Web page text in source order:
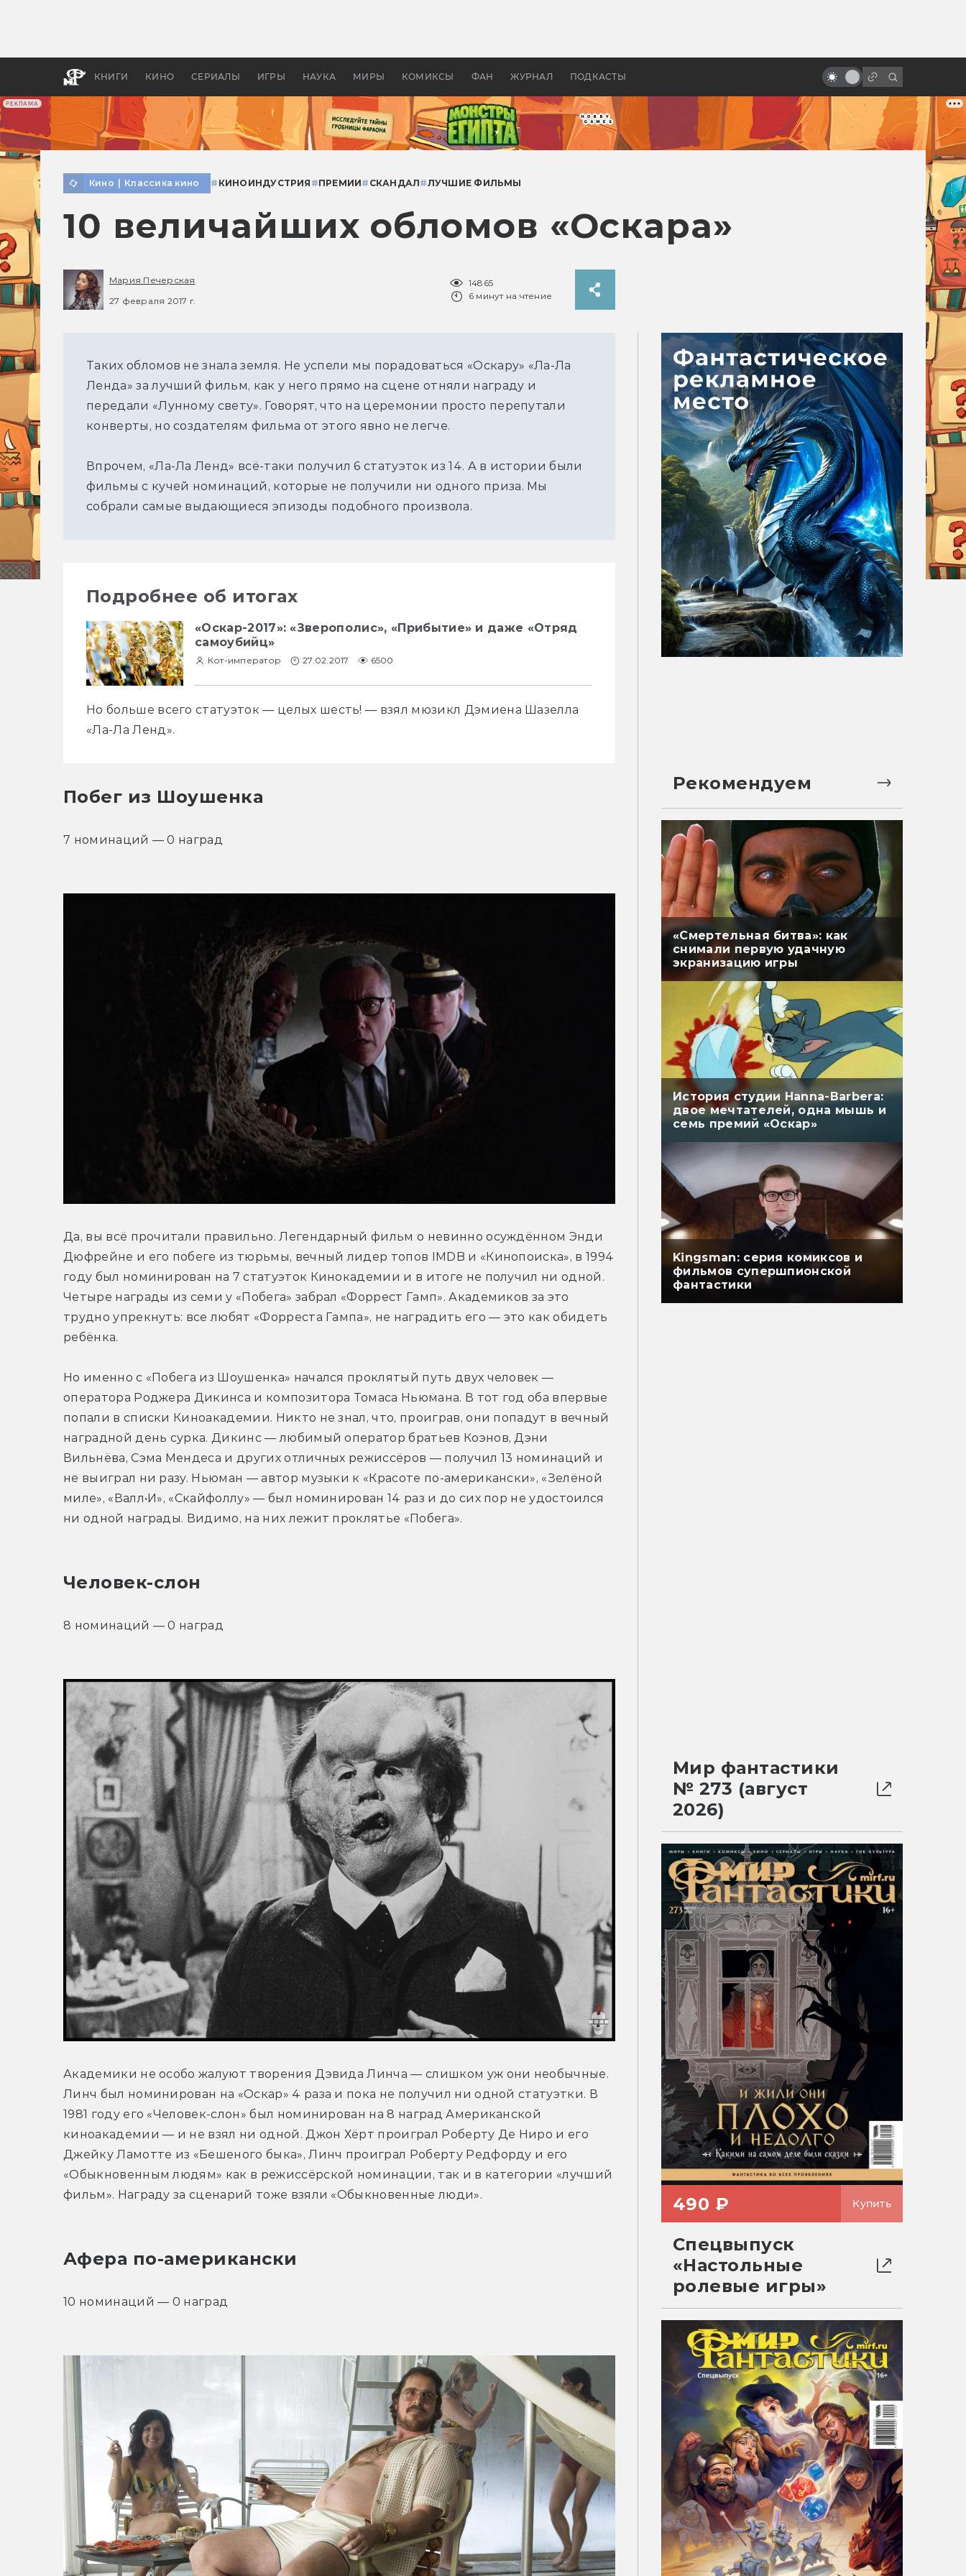
РЕКЛАМА
КНИГИ КИНО СЕРИАЛЫ ИГРЫ НАУКА МИРЫ КОМИКСЫ ФАН ЖУРНАЛ ПОДКАСТЫ
бы «Властелина колец»
Древней Грецией
Кино Классика кино # КИНОИНДУСТРИЯ #ПРЕМИИ# СКАНДАЛ#ЛУЧШИЕ ФИЛЬМЫ
10 величайших обломов «Оскара»
Мария Печерская
27 февраля 2017 г.
14865
6 минут на чтение
Таких обломов не знала земля. Не успели мы порадоваться «Оскару» «Ла-Ла
Ленда» за лучший фильм, как у него прямо на сцене отняли награду и
передали «Лунному свету». Говорят, что на церемонии просто перепутали
конверты, но создателям фильма от этого явно не легче.
Впрочем, «Ла-Ла Ленд» всё-таки получил 6 статуэток из 14. А в истории были
фильмы с кучей номинаций, которые не получили ни одного приза. Мы
собрали самые выдающиеся эпизоды подобного произвола.
Подробнее об итогах
«Оскар-2017»: «Зверополис», «Прибытие» и даже «Отряд
самоубийц»
Кот-император 27.02.2017 6500
Но больше всего статуэток — целых шесть! — взял мюзикл Дэмиена Шазелла
«Ла-Ла Ленд».
Побег из Шоушенка
7 номинаций — 0 наград
Да, вы всё прочитали правильно. Легендарный фильм о невинно осуждённом Энди
Дюфрейне и его побеге из тюрьмы, вечный лидер топов IMDB и «Кинопоиска», в 1994
году был номинирован на 7 статуэток Кинокадемии и в итоге не получил ни одной.
Четыре награды из семи у «Побега» забрал «Форрест Гамп». Академиков за это
трудно упрекнуть: все любят «Форреста Гампа», не наградить его — это как обидеть
ребёнка.
Но именно с «Побега из Шоушенка» начался проклятый путь двух человек —
оператора Роджера Дикинса и композитора Томаса Ньюмана. В тот год оба впервые
попали в списки Киноакадемии. Никто не знал, что, проиграв, они попадут в вечный
наградной день сурка. Дикинс — любимый оператор братьев Коэнов, Дэни
Вильнёва, Сэма Мендеса и других отличных режиссёров — получил 13 номинаций и
не выиграл ни разу. Ньюман — автор музыки к «Красоте по-американски», «Зелёной
миле», «Валл•И», «Скайфоллу» — был номинирован 14 раз и до сих пор не удостоился
ни одной награды. Видимо, на них лежит проклятье «Побега».
Человек-слон
8 номинаций — 0 наград
Академики не особо жалуют творения Дэвида Линча — слишком уж они необычные.
Линч был номинирован на «Оскар» 4 раза и пока не получил ни одной статуэтки. В
1981 году его «Человек-слон» был номинирован на 8 наград Американской
киноакадемии — и не взял ни одной. Джон Хёрт проиграл Роберту Де Ниро и его
Джейку Ламотте из «Бешеного быка», Линч проиграл Роберту Редфорду и его
«Обыкновенным людям» как в режиссёрской номинации, так и в категории «лучший
фильм». Награду за сценарий тоже взяли «Обыкновенные люди».
Афера по-американски
10 номинаций — 0 наград
Рекомендуем
«Смертельная битва»: как
снимали первую удачную
экранизацию игры
История студии Hanna-Barbera:
двое мечтателей, одна мышь и
семь премий «Оскар»
Kingsman: серия комиксов и
фильмов супершпионской
фантастики
Мир фантастики
№ 273 (август
2026)
490 ₽ Купить
Спецвыпуск
«Настольные
ролевые игры»